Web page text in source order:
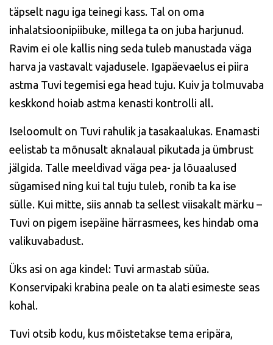
täpselt nagu iga teinegi kass. Tal on oma
inhalatsioonipiibuke, millega ta on juba harjunud.
Ravim ei ole kallis ning seda tuleb manustada väga
harva ja vastavalt vajadusele. Igapäevaelus ei piira
astma Tuvi tegemisi ega head tuju. Kuiv ja tolmuvaba
keskkond hoiab astma kenasti kontrolli all.
Iseloomult on Tuvi rahulik ja tasakaalukas. Enamasti
eelistab ta mõnusalt aknalaual pikutada ja ümbrust
jälgida. Talle meeldivad väga pea- ja lõuaalused
sügamised ning kui tal tuju tuleb, ronib ta ka ise
sülle. Kui mitte, siis annab ta sellest viisakalt märku –
Tuvi on pigem isepäine härrasmees, kes hindab oma
valikuvabadust.
Üks asi on aga kindel: Tuvi armastab süüa.
Konservipaki krabina peale on ta alati esimeste seas
kohal.
Tuvi otsib kodu, kus mõistetakse tema eripära,